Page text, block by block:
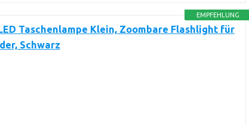
EMPFEHLUNG
Taschenlampe Klein, Zoombare Flashlight für
Schwarz